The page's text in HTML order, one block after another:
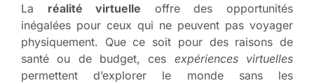
La réalité virtuelle offre des opportunités
inégalées pour ceux qui ne peuvent pas voyager
physiquement. Que ce soit pour des raisons de
santé ou de budget, ces expériences virtuelles
permettent d’explorer le monde sans les